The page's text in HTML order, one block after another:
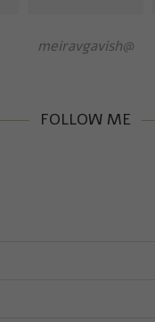
@meiravgavish
FOLLOW ME